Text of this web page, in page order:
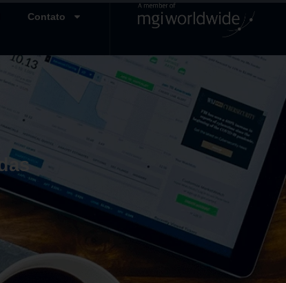
Contato